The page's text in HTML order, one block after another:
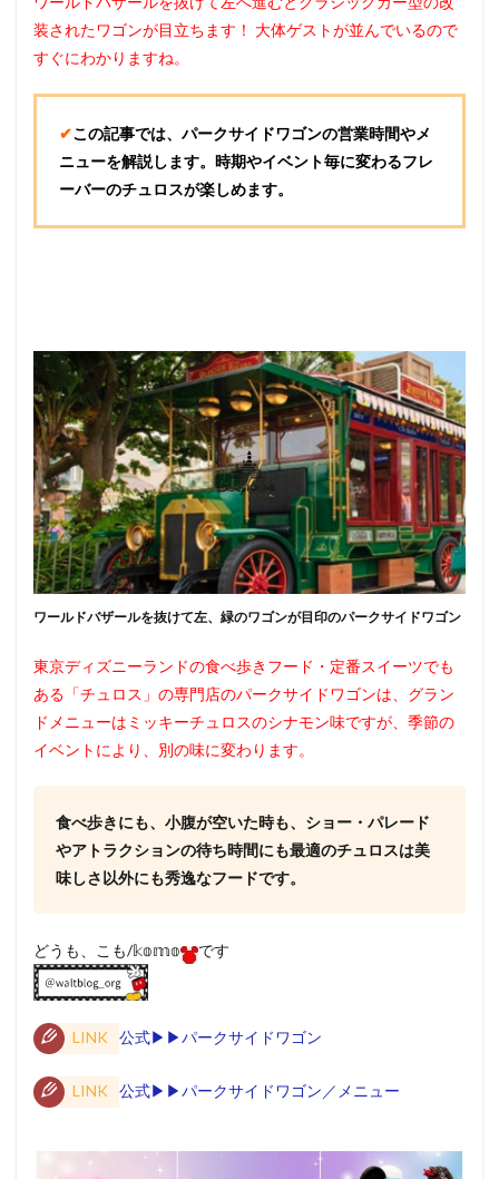
装されたワゴンが目立ちます！ 大体ゲストが並んでいるので
すぐにわかりますね。
✔︎この記事では、パークサイドワゴンの営業時間やメ
ニューを解説します。 時期やイベント毎に変わるフレ
ーバーのチュロスが楽しめます。
ワールドバザールを抜けて左、緑のワゴンが目印のパークサイドワゴン
東京ディズニーランドの食べ歩きフード・定番スイーツでも
ある「チュロス 」の専門店のパークサイドワゴンは、グラン
ドメニューはミッキーチュロスのシナモン味ですが、季節の
イベントにより、別の味に変わります。
食べ歩きにも、小腹が空いた時も、ショー・パレード
やアトラクションの待ち時間にも最適のチュロスは美
味しさ以外にも秀逸なフードです。
どうも、こも/𝕜𝕠𝕞𝕠 です
LINK 公式▶︎▶︎パークサイドワゴン
LINK 公式▶︎▶︎パークサイドワゴン／メニュー